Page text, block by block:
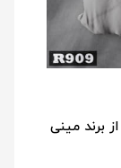
از برند مینی